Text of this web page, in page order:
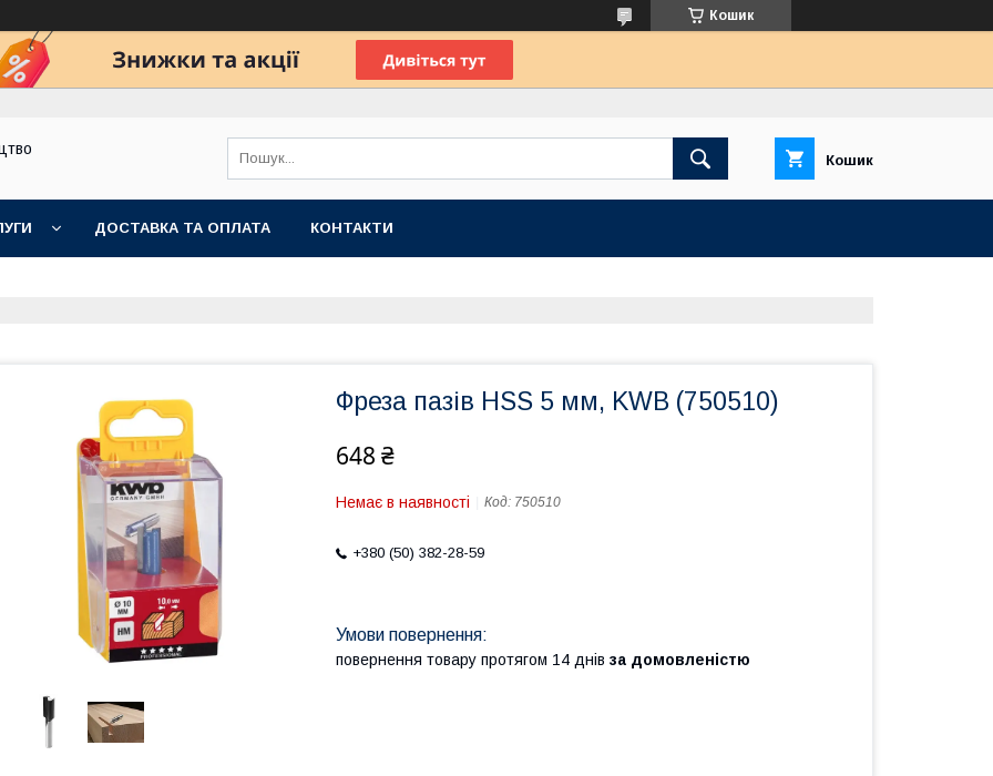
Кошик
Кошик
ДОСТАВКА ТА ОПЛАТА КОНТАКТИ
Фреза пазів HSS 5 мм, KWB (750510)
648 ₴
Немає в наявності Код: 750510
+380 (50) 382-28-59
повернення товару протягом 14 днів за домовленістю